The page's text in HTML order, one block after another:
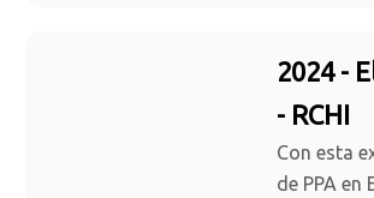
2024 -
- RCHI
Con esta
de PPA en